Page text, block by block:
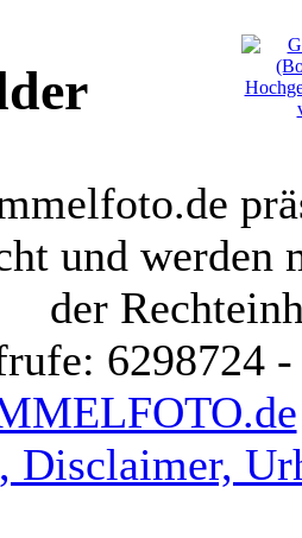
und werden
der
6298724
Disclaimer,